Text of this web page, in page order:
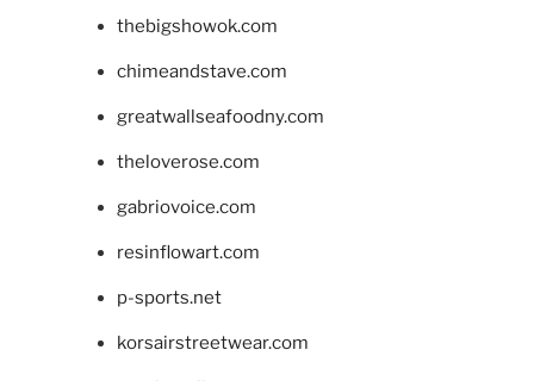
thebigshowok.com
chimeandstave.com
greatwallseafoodny.com
theloverose.com
gabriovoice.com
resinflowart.com
p-sports.net
korsairstreetwear.com